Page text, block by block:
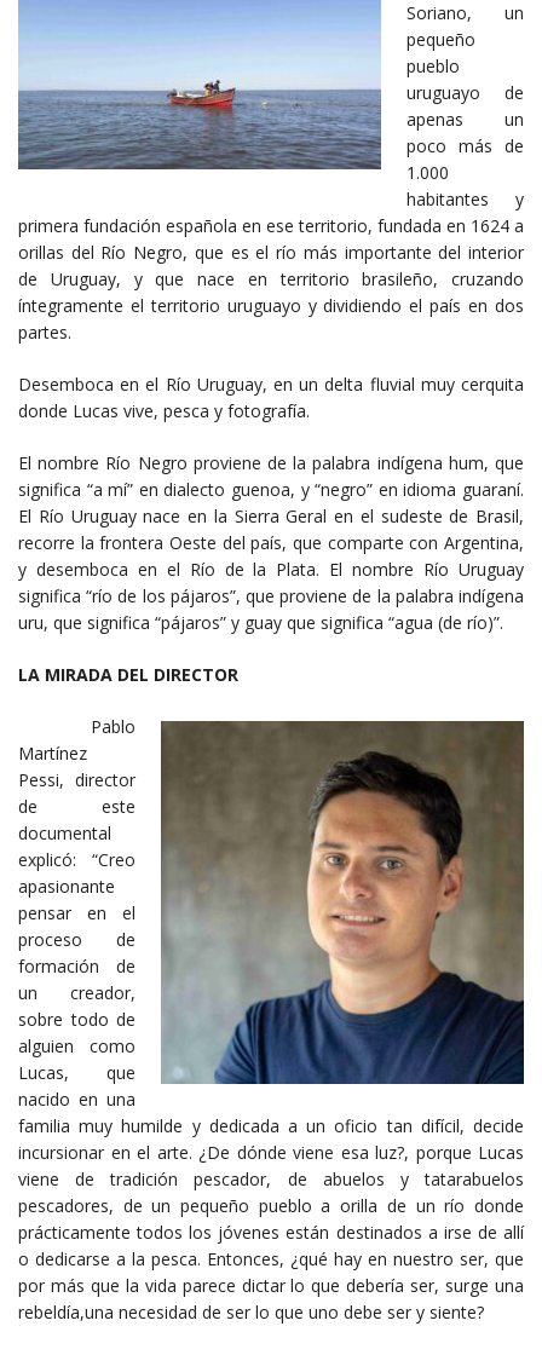
Soriano, un
pequeño
pueblo
uruguayo de
apenas un
poco más de
1.000
habitantes y
primera fundación española en ese territorio, fundada en 1624 a
orillas del Río Negro, que es el río más importante del interior
de Uruguay, y que nace en territorio brasileño, cruzando
íntegramente el territorio uruguayo y dividiendo el país en dos
partes.
Desemboca en el Río Uruguay, en un delta fluvial muy cerquita
donde Lucas vive, pesca y fotografía.
El nombre Río Negro proviene de la palabra indígena hum, que
significa “a mí” en dialecto guenoa, y “negro” en idioma guaraní.
El Río Uruguay nace en la Sierra Geral en el sudeste de Brasil,
recorre la frontera Oeste del país, que comparte con Argentina,
y desemboca en el Río de la Plata. El nombre Río Uruguay
significa “río de los pájaros”, que proviene de la palabra indígena
uru, que significa “pájaros” y guay que significa “agua (de río)”.
LA MIRADA DEL DIRECTOR
Pablo
Martínez
Pessi, director
de este
documental
explicó: “Creo
apasionante
pensar en el
proceso de
formación de
un creador,
sobre todo de
alguien como
Lucas, que
nacido en una
familia muy humilde y dedicada a un oficio tan difícil, decide
incursionar en el arte. ¿De dónde viene esa luz?, porque Lucas
viene de tradición pescador, de abuelos y tatarabuelos
pescadores, de un pequeño pueblo a orilla de un río donde
prácticamente todos los jóvenes están destinados a irse de allí
o dedicarse a la pesca. Entonces, ¿qué hay en nuestro ser, que
por más que la vida parece dictar lo que debería ser, surge una
rebeldía,una necesidad de ser lo que uno debe ser y siente?